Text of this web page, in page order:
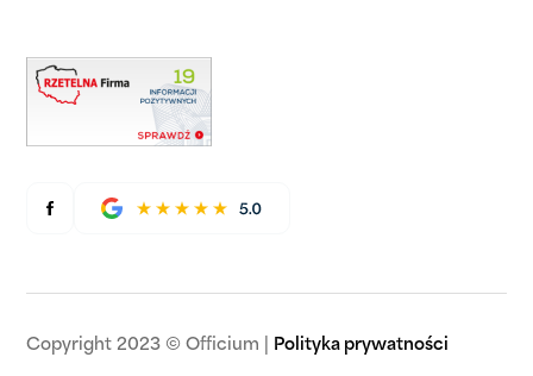
Copyright 2023 © Officium | Polityka prywatności